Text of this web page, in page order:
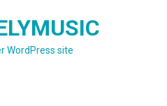
WordPress site